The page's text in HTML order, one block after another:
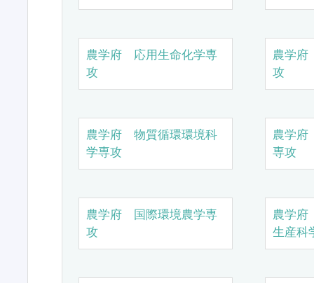
農学府 応用生命化学専
攻
農学
攻
農学府 物質循環環境科
学専攻
農学
専攻
農学府 国際環境農学専
攻
農学
生産科